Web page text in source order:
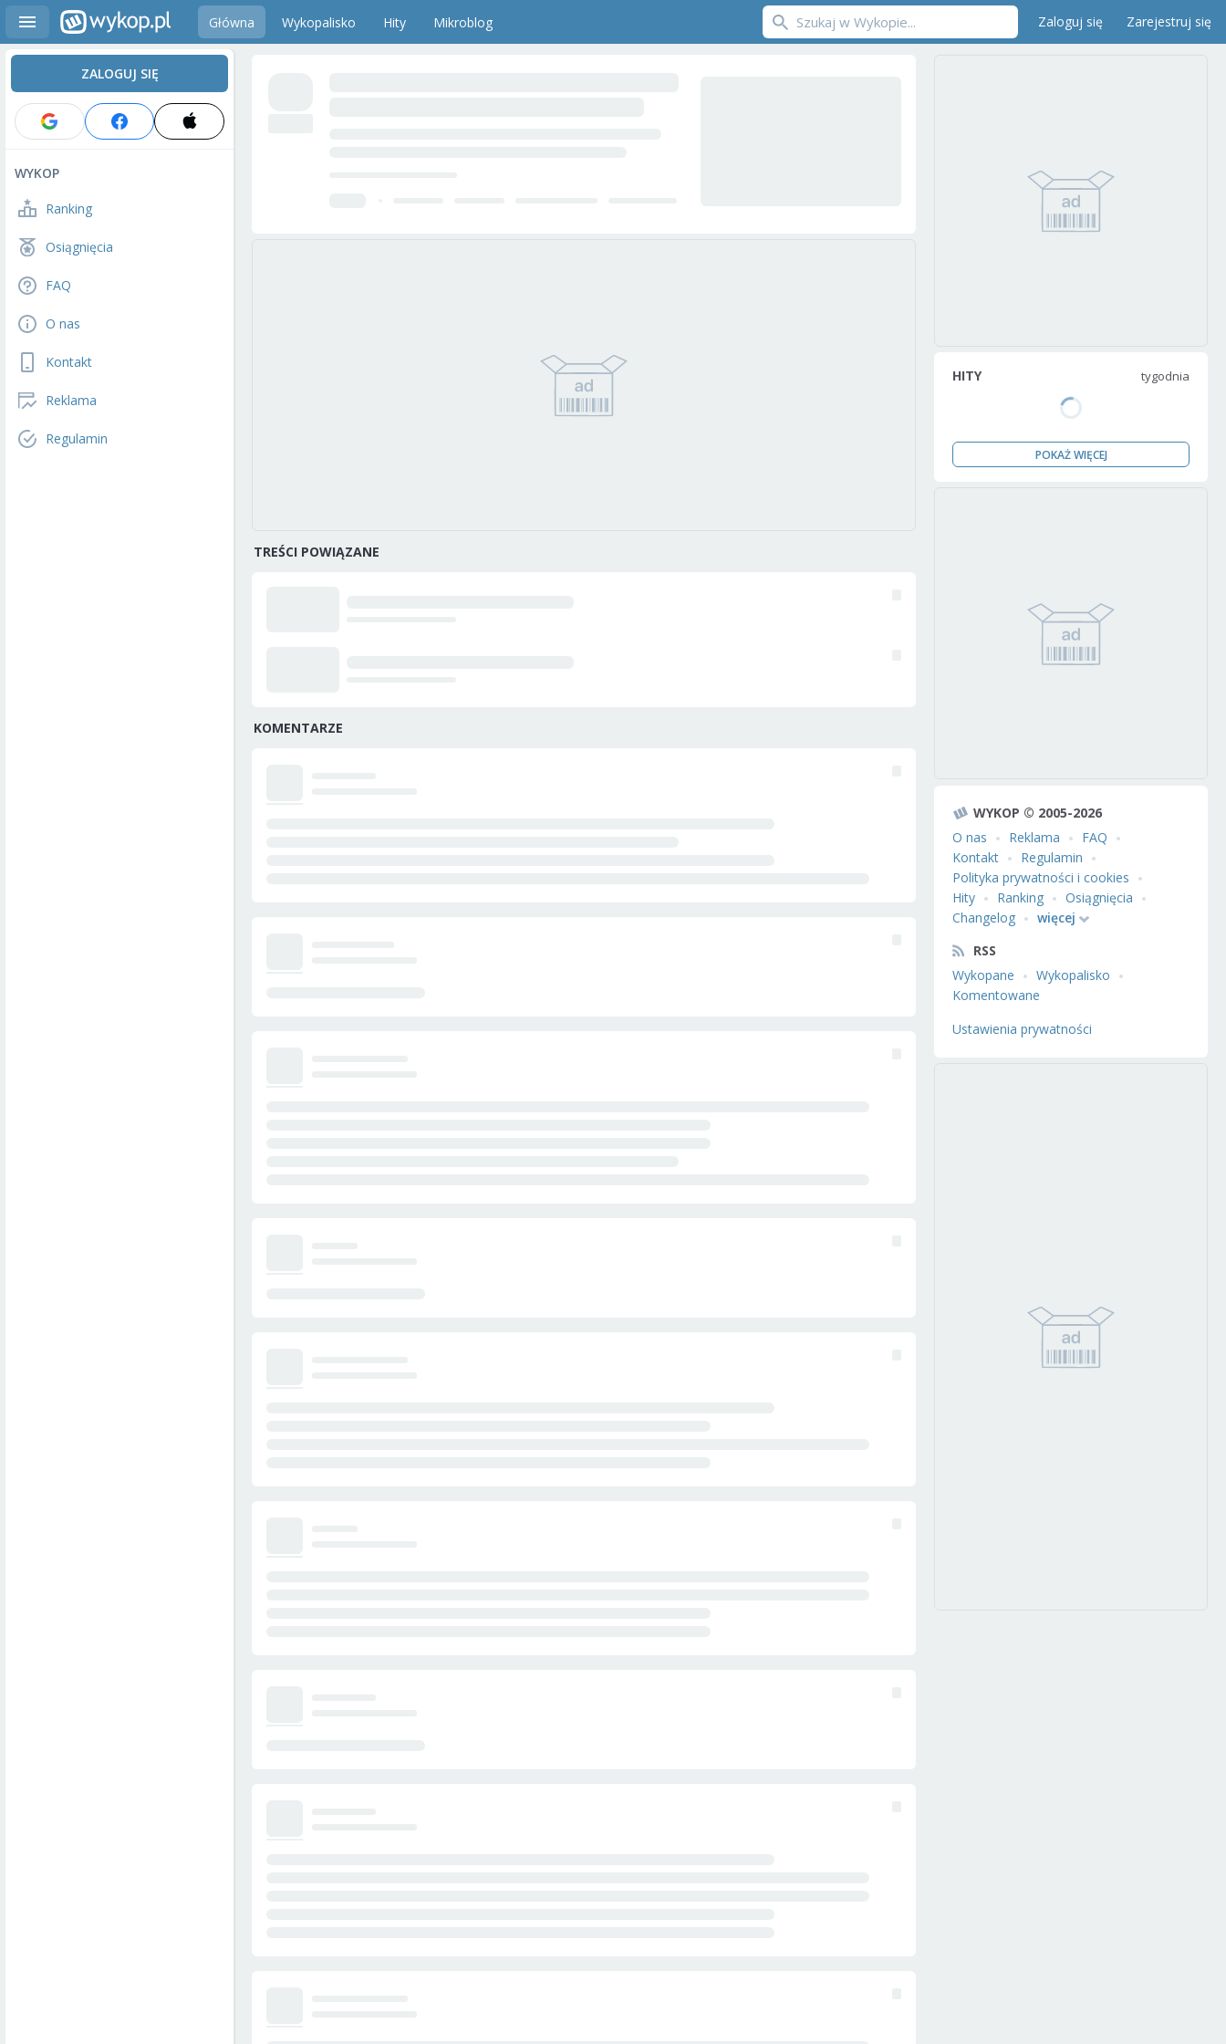
Główna Wykopalisko Hity Mikroblog Zaloguj się Zarejestruj się
ZALOGUJ SIĘ
WYKOP
Ranking
Osiągnięcia
FAQ
O nas
Kontakt
Reklama
Regulamin
TREŚCI POWIĄZANE
KOMENTARZE
HITY tygodnia
POKAŻ WIĘCEJ
WYKOP © 2005-2026
O nas
Reklama
FAQ
Kontakt
Regulamin
Polityka prywatności i cookies
Hity
Ranking
Osiągnięcia
Changelog
więcej
RSS
Wykopane
Wykopalisko
Komentowane
Ustawienia prywatności